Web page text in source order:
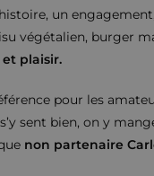
un
végétalien, burger
plaisir.
pour les
sent bien, on y
non partenaire